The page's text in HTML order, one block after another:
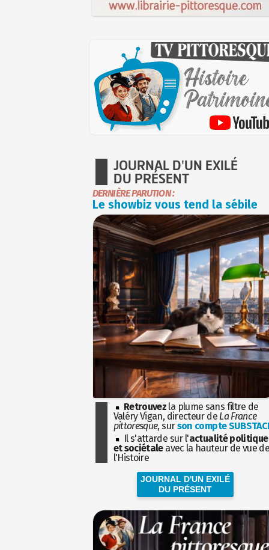
JOURNAL D'UN EXILÉ
DU PRÉSENT
DERNIÈRE PARUTION :
Le showbiz vous tend la sébile
Retrouvez la plume sans filtre de
Valéry Vigan, directeur de La France
pittoresque, surson compte
Il s'attarde sur l'actualité politique
et sociétaleavec la hauteur de vue
l'Histoire
JOURNAL D'UN EXILÉ
DU PRÉSENT